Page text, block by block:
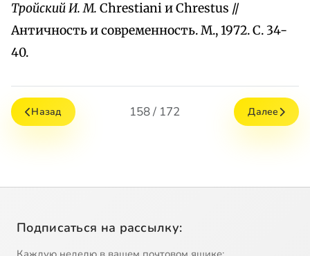
Тройский И.M. Chrestiani и Chrestus //
Античность и современность. М., 1972. С. 34-
40.
Назад 158 / 172 Далее
Подписаться на рассылку: